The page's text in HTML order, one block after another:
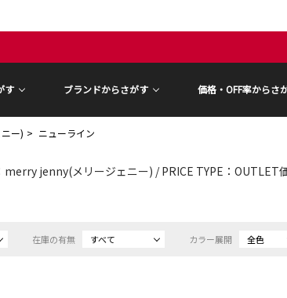
す ブランドからさがす 価格・OFF率からさ
ー) ニューライン
merry jenny(メリージェニー) / PRICE TYPE：OUTLET価
在庫の有無 すべて カラー展開 全色